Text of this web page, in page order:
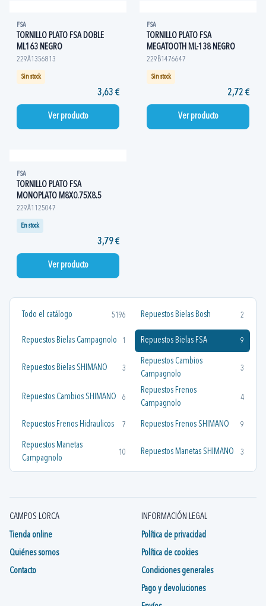
Todo el catálogo 5196 Repuestos Bielas Bosh 2
Repuestos Bielas Campagnolo 1 Repuestos Bielas FSA 9
Repuestos Bielas SHIMANO 3
Repuestos Cambios
Campagnolo
3
Repuestos Cambios SHIMANO 6
Repuestos Frenos
Campagnolo
4
Repuestos Frenos Hidraulicos 7 Repuestos Frenos SHIMANO 9
Repuestos Manetas
Campagnolo
10 Repuestos Manetas SHIMANO 3
FSA
TORNILLO PLATO FSA DOBLE
ML163 NEGRO
229A1356813
Sin stock
3,63 €
Ver producto
FSA
TORNILLO PLATO FSA
MEGATOOTH ML-138 NEGRO
229B1476647
Sin stock
2,72 €
Ver producto
FSA
TORNILLO PLATO FSA
MONOPLATO M8X0.75X8.5
229A1125047
En stock
3,79 €
Ver producto
CAMPOS LORCA
Tienda online
Quiénes somos
Contacto
INFORMACIÓN LEGAL
Política de privacidad
Política de cookies
Condiciones generales
Pago y devoluciones